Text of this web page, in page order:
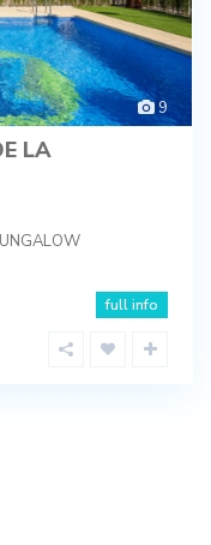
9
LA
full info